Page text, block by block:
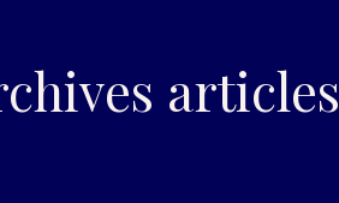
articles